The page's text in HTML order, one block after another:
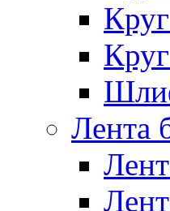
Лента